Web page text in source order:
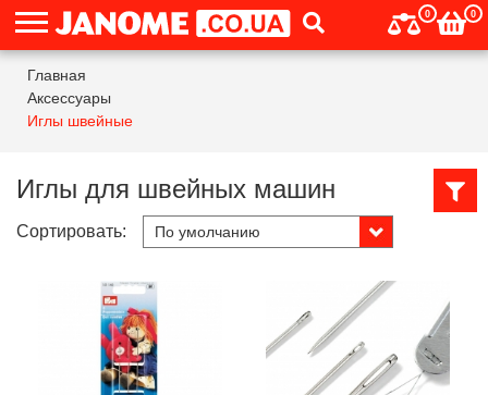
0 0
Главная
Аксессуары
Иглы швейные
Иглы для швейных машин
Сортировать: